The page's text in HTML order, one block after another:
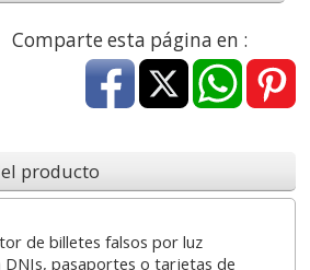
Comparte esta página en :
producto
de billetes falsos por luz
pasaportes o tarjetas de